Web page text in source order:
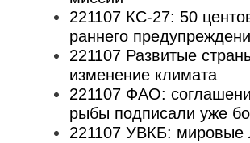
221107 КС-27: 50
раннего
221107 Развитые
изменение климата
221107 ФАО:
рыбы подписали уже
221107 УВКБ: мировые